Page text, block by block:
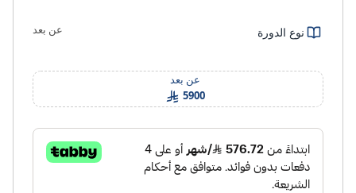
نوع الدورة عن بعد
عن بعد
5900